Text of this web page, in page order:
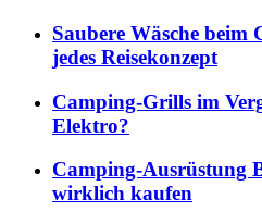
Saubere Wäsche
jedes Reisekonzept
Camping-Grills im
Elektro?
Camping-Ausrüstung
wirklich kaufen